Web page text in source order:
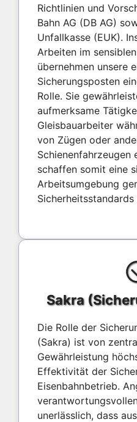
Richtlinien und
Bahn AG (DB AG)
Unfallkasse (EUK).
Arbeiten im
übernehmen unsere
Sicherungsposten
Rolle. Sie
aufmerksame
Gleisbauarbeiter
von Zügen oder
Schienenfahrzeugen
schaffen somit eine
Arbeitsumgebung
Sakra
Die Rolle der
(Sakra) ist von
Gewährleistung
Effektivität der
Eisenbahnbetrieb.
unerlässlich, dass